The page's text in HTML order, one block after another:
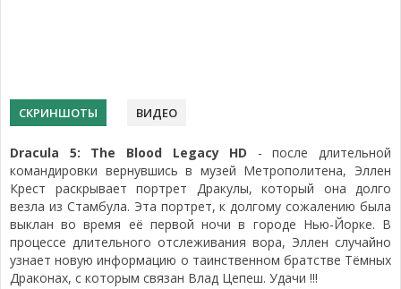
СКРИНШОТЫ ВИДЕО
Dracula 5: The Blood Legacy HD - после длительной
командировки вернувшись в музей Метрополитена, Эллен
Крест раскрывает портрет Дракулы, который она долго
везла из Стамбула. Эта портрет, к долгому сожалению была
выклан во время её первой ночи в городе Нью-Йорке. В
процессе длительного отслеживания вора, Эллен случайно
узнает новую информацию о таинственном братстве Тёмных
Драконах, с которым связан Влад Цепеш. Удачи !!!